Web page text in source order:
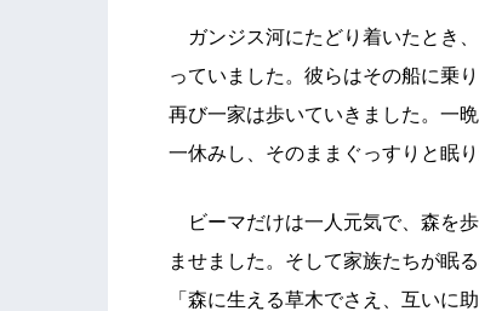
ガンジス河にたどり着いたとき
っていました。彼らはその船に乗
再び一家は歩いていきました。一
一休みし、そのままぐっすりと眠
ビーマだけは一人元気で、森を
ませました。そして家族たちが眠
「森に生える草木でさえ、互いに